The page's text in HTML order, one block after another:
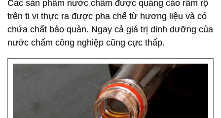
Các sản phẩm nước chấm được quảng cáo rầm rộ
trên ti vi thực ra được pha chế từ hương liệu và có
chứa chất bảo quản. Ngay cả giá trị dinh dưỡng của
nước chấm công nghiệp cũng cực thấp.